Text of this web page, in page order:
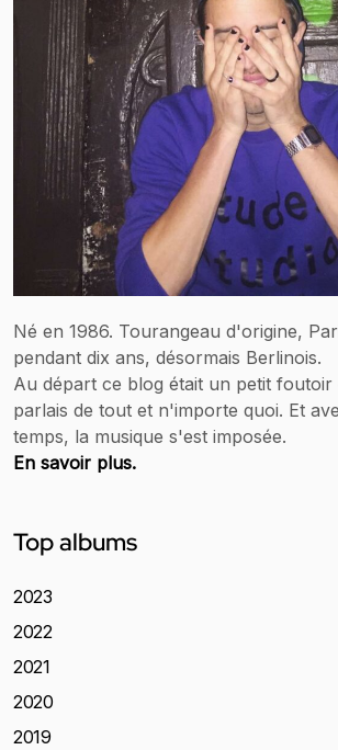
Né en 1986. Tourangeau d'origine,
pendant dix ans, désormais Berlinois.
Au départ ce blog était un petit foutoir
parlais de tout et n'importe quoi. Et
temps, la musique s'est imposée.
En savoir plus.
Top albums
2023
2022
2021
2020
2019